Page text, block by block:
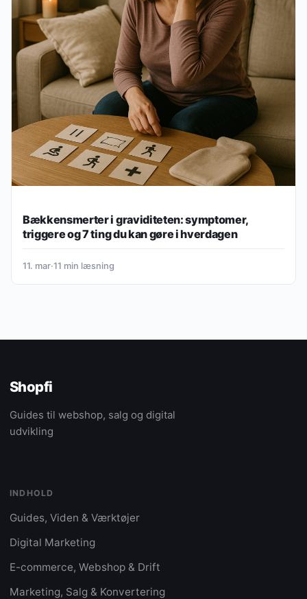
Bækkensmerter i graviditeten: symptomer,
triggere og 7 ting du kan gøre i hverdagen
11. mar·11 min læsning
Shopfi
Guides til webshop, salg og digital
udvikling
INDHOLD
Guides, Viden & Værktøjer
Digital Marketing
E-commerce, Webshop & Drift
Marketing, Salg & Konvertering